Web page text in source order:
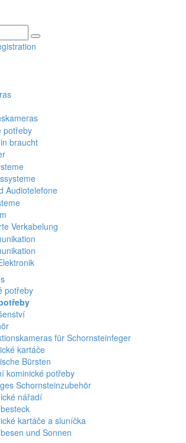
potřeby
braucht
Audiotelefone
Verkabelung
potřeby
für Schornsteinfeger
kartáče
Bürsten
kominické potřeby
Schornsteinzubehör
nářadí
kartáče a sluníčka
und Sonnen